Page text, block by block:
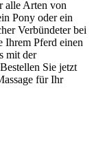
alle Arten von
Pony oder ein
Verbündeter bei
Ihrem Pferd einen
mit der
Sie jetzt
für Ihr